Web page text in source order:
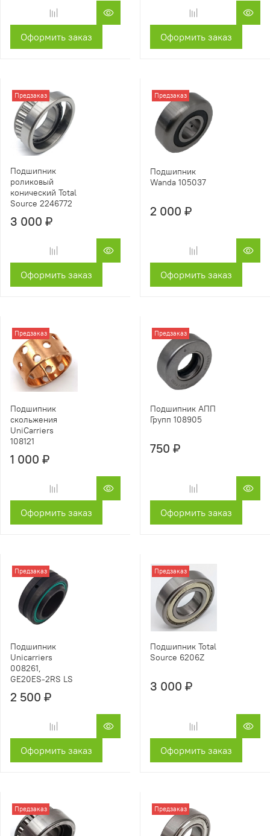
Оформить заказ Оформить заказ
Предзаказ
Подшипник
роликовый
конический Total
Source 2246772
3 000 ₽
Оформить заказ
Предзаказ
Подшипник
Wanda 105037
2 000 ₽
Оформить заказ
Предзаказ
Подшипник
скольжения
UniCarriers
108121
1 000 ₽
Оформить заказ
Предзаказ
Подшипник АПП
Групп 108905
750 ₽
Оформить заказ
Предзаказ
Подшипник
Unicarriers
008261,
GE20ES-2RS LS
2 500 ₽
Оформить заказ
Предзаказ
Подшипник Total
Source 6206Z
3 000 ₽
Оформить заказ
Предзаказ Предзаказ